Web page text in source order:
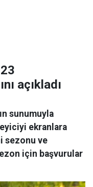
açıkladı
sunumuyla
ekranlara
sezonu ve
için başvurular